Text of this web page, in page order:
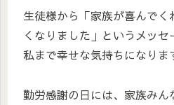
生徒様から「家族が喜んでく
くなりました」というメッセ
私まで幸せな気持ちになりま
勤労感謝の日には、家族みん